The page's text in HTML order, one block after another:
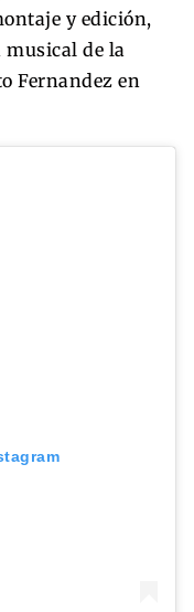
y edición,
de la
Fernandez en